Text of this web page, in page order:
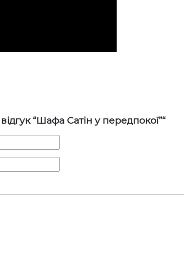
“Шафа Сатін у передпокої”“